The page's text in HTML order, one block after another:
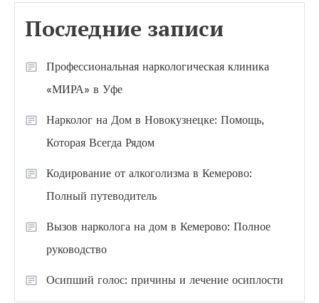
Последние записи
Профессиональная наркологическая клиника
«МИРА» в Уфе
Нарколог на Дом в Новокузнецке: Помощь,
Которая Всегда Рядом
Кодирование от алкоголизма в Кемерово:
Полный путеводитель
Вызов нарколога на дом в Кемерово: Полное
руководство
Осипший голос: причины и лечение осиплости